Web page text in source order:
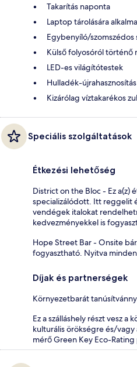
Takarítás naponta
Laptop tárolására
Egybenyíló/
Külső folyosóról történő
LED-es világítótestek
Hulladék-újrahasznosítás
Kizárólag víztakarékos
Speciális szolgáltatások
Étkezési lehetőség
District on the Bloc - Ez a(z)
specializálódott. Itt reggelit
vendégek italokat
kedvezményekkel is
Hope Street Bar - Onsite
fogyasztható. Nyitva
Díjak és partnerségek
Környezetbarát
Ez a szálláshely részt vesz a
kulturális örökségre és/
mérő Green Key Eco-